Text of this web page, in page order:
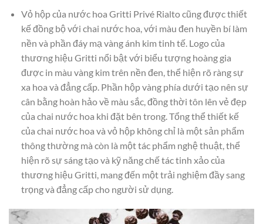
Vỏ hộp của nước hoa Gritti Privé Rialto cũng được thiết
kế đồng bộ với chai nước hoa, với màu đen huyền bí làm
nền và phần đáy mạ vàng ánh kim tinh tế. Logo của
thương hiệu Gritti nổi bật với biểu tượng hoàng gia
được in màu vàng kim trên nền đen, thể hiện rõ ràng sự
xa hoa và đẳng cấp. Phần hộp vàng phía dưới tạo nên sự
cân bằng hoàn hảo về màu sắc, đồng thời tôn lên vẻ đẹp
của chai nước hoa khi đặt bên trong. Tổng thể thiết kế
của chai nước hoa và vỏ hộp không chỉ là một sản phẩm
thông thường mà còn là một tác phẩm nghệ thuật, thể
hiện rõ sự sáng tạo và kỹ năng chế tác tinh xảo của
thương hiệu Gritti, mang đến một trải nghiệm đầy sang
trọng và đẳng cấp cho người sử dụng.